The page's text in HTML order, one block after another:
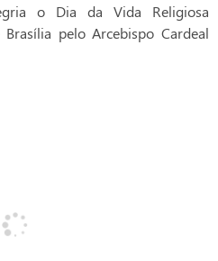
o Dia da Vida Religiosa
pelo Arcebispo Cardeal